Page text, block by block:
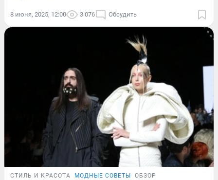
8 июня, 2025, 12:00 3 076 Обсудить
СТИЛЬ И КРАСОТА МОДНЫЕ СОВЕТЫ ОБЗОР